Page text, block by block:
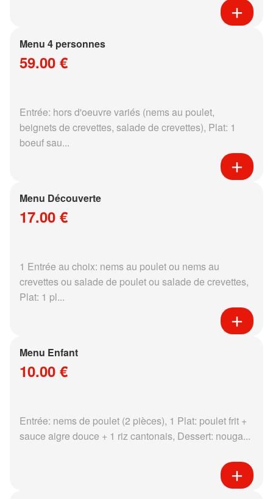
Menu 4 personnes
59.00 €
Entrée: hors d'oeuvre variés (nems au poulet,
beignets de crevettes, salade de crevettes), Plat: 1
boeuf sau...
Menu Découverte
17.00 €
1 Entrée au choix: nems au poulet ou nems au
crevettes ou salade de poulet ou salade de crevettes,
Plat: 1 pl...
Menu Enfant
10.00 €
Entrée: nems de poulet (2 pièces), 1 Plat: poulet frit +
sauce aigre douce + 1 riz cantonais, Dessert: nouga...